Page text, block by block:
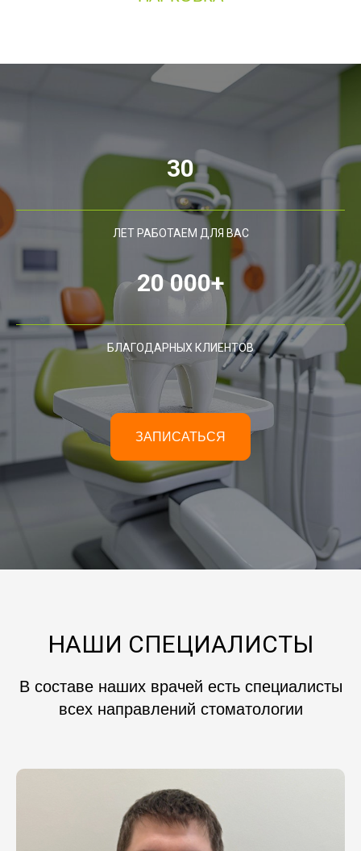
30
ЛЕТ РАБОТАЕМ ДЛЯ ВАС
20 000+
БЛАГОДАРНЫХ КЛИЕНТОВ
ЗАПИСАТЬСЯ
НАШИ СПЕЦИАЛИСТЫ
В составе наших врачей есть специалисты
всех направлений стоматологии